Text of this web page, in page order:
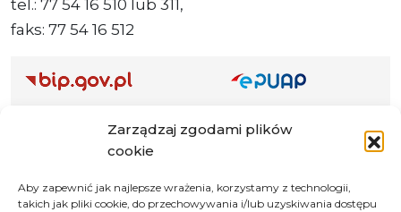
Zarządzaj zgodami plików
cookie
Aby zapewnić jak najlepsze wrażenia, korzystamy z technologii,
takich jak pliki cookie, do przechowywania i/lub uzyskiwania dostępu
tel.: 77 54 16 510 lub 311,
faks: 77 54 16 512
Adres do e-Doręczeń